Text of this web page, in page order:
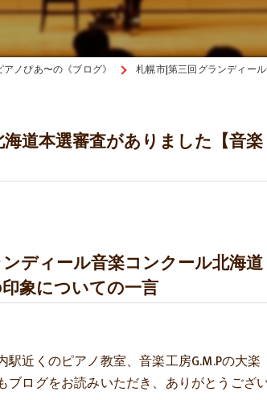
アノぴあ〜の《ブログ》 札幌市|第三回グランディー
道本選審査がありました【音楽
ディール音楽コンクール北海道
象についての一言
駅近くのピアノ教室、音楽工房G.M.Pの大楽
ブログをお読みいただき、ありがとうござ